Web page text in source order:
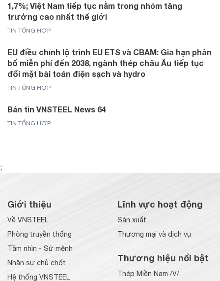
1,7%; Việt Nam tiếp tục nằm trong nhóm tăng
trưởng cao nhất thế giới
TIN TỔNG HỢP
EU điều chỉnh lộ trình EU ETS và CBAM: Gia hạn phân
bổ miễn phí đến 2038, ngành thép châu Âu tiếp tục
đối mặt bài toán điện sạch và hydro
TIN TỔNG HỢP
Bản tin VNSTEEL News 64
TIN TỔNG HỢP
;
Giới thiệu
Về VNSTEEL
Phòng truyền thống
Tầm nhìn - Sứ mệnh
Nhân sự chủ chốt
Hệ thống VNSTEEL
Lĩnh vực hoạt động
Sản xuất
Thương mại và dịch vụ
Thương hiệu nổi bật
Thép Miền Nam /V/